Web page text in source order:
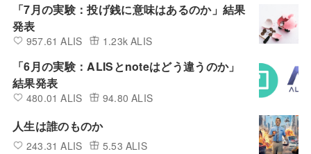
「7月の実験：投げ銭に意味はあるのか」結果
発表
957.61 ALIS 1.23k ALIS
「6月の実験：ALISとnoteはどう違うのか」
結果発表
480.01 ALIS 94.80 ALIS
人生は誰のものか
243.31 ALIS 5.53 ALIS